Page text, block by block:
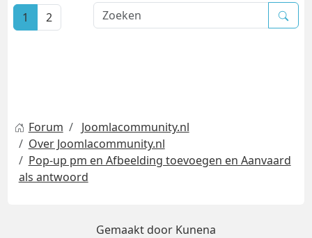
1 2
Forum
Joomlacommunity.nl
Over Joomlacommunity.nl
Pop-up pm en Afbeelding toevoegen en Aanvaard
als antwoord
Gemaakt door Kunena